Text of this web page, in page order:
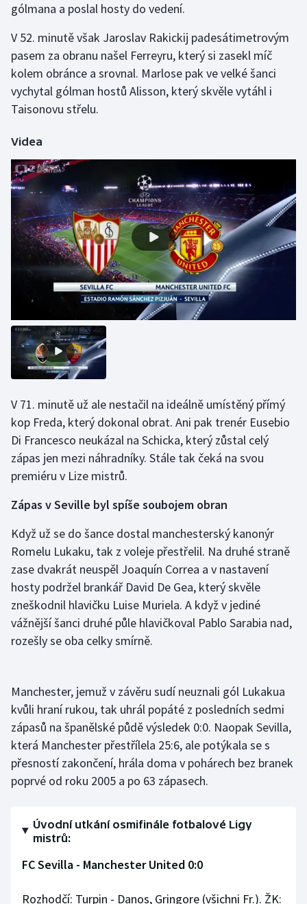
Gymnastika
Házená
Jezdectví
Judo
Krasobruslení
Lezení
Lyže a snowboard
Moderní pětiboj
Motorsport
Parasport
Plavání
Plážový volejbal
Ragby
Rychlobruslení
Rychlostní kanoistika
Short track
Sportovní střelba
Stolní tenis
Triatlon
Vodní slalom
Volejbal
Ostatní
gólmana a poslal hosty do vedení.
V 52. minutě však Jaroslav Rakickij padesátimetrovým
pasem za obranu našel Ferreyru, který si zasekl míč
kolem obránce a srovnal. Marlose pak ve velké šanci
vychytal gólman hostů Alisson, který skvěle vytáhl i
Taisonovu střelu.
Videa
V 71. minutě už ale nestačil na ideálně umístěný přímý
kop Freda, který dokonal obrat. Ani pak trenér Eusebio
Di Francesco neukázal na Schicka, který zůstal celý
zápas jen mezi náhradníky. Stále tak čeká na svou
premiéru v Lize mistrů.
Zápas v Seville byl spíše soubojem obran
Když už se do šance dostal manchesterský kanonýr
Romelu Lukaku, tak z voleje přestřelil. Na druhé straně
zase dvakrát neuspěl Joaquín Correa a v nastavení
hosty podržel brankář David De Gea, který skvěle
zneškodnil hlavičku Luise Muriela. A když v jediné
vážnější šanci druhé půle hlavičkoval Pablo Sarabia nad,
rozešly se oba celky smírně.
Manchester, jemuž v závěru sudí neuznali gól Lukakua
kvůli hraní rukou, tak uhrál popáté z posledních sedmi
zápasů na španělské půdě výsledek 0:0. Naopak Sevilla,
která Manchester přestřílela 25:6, ale potýkala se s
přesností zakončení, hrála doma v pohárech bez branek
poprvé od roku 2005 a po 63 zápasech.
Úvodní utkání osmifinále fotbalové Ligy
mistrů:
FC Sevilla - Manchester United 0:0
Rozhodčí: Turpin - Danos, Gringore (všichni Fr.). ŽK: